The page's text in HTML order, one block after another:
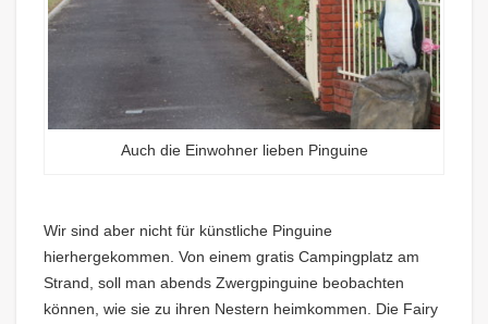
Auch die Einwohner lieben Pinguine
Wir sind aber nicht für künstliche Pinguine
hierhergekommen. Von einem gratis Campingplatz am
Strand, soll man abends Zwergpinguine beobachten
können, wie sie zu ihren Nestern heimkommen. Die Fairy